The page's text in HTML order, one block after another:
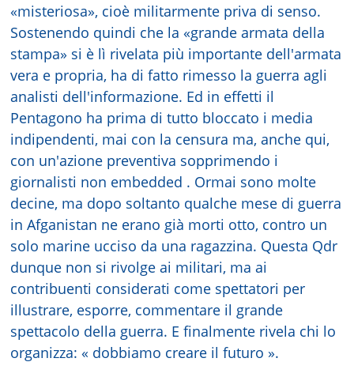
«misteriosa», cioè militarmente priva di senso.
Sostenendo quindi che la «grande armata della
stampa» si è lì rivelata più importante dell'armata
vera e propria, ha di fatto rimesso la guerra agli
analisti dell'informazione. Ed in effetti il
Pentagono ha prima di tutto bloccato i media
indipendenti, mai con la censura ma, anche qui,
con un'azione preventiva sopprimendo i
giornalisti non embedded . Ormai sono molte
decine, ma dopo soltanto qualche mese di guerra
in Afganistan ne erano già morti otto, contro un
solo marine ucciso da una ragazzina. Questa Qdr
dunque non si rivolge ai militari, ma ai
contribuenti considerati come spettatori per
illustrare, esporre, commentare il grande
spettacolo della guerra. E finalmente rivela chi lo
organizza: « dobbiamo creare il futuro ».